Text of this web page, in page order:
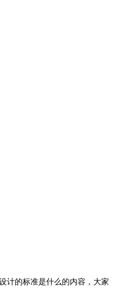
计的标准是什么的内容，大家